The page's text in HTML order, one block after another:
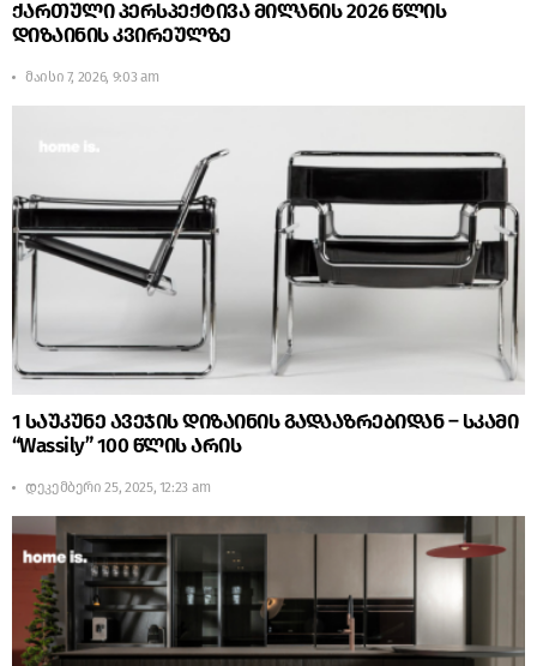
ქართული პერსპექტივა მილანის 2026 წლის
დიზაინის კვირეულზე
მაისი 7, 2026, 9:03 am
1 საუკუნე ავეჯის დიზაინის გადააზრებიდან – სკამი
“Wassily” 100 წლის არის
დეკემბერი 25, 2025, 12:23 am